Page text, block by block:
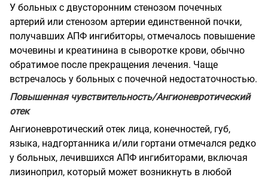
У больных с двусторонним стенозом почечных
артерий или стенозом артерии единственной почки,
получавших АПФ ингибиторы, отмечалось повышение
мочевины и креатинина в сыворотке крови, обычно
обратимое после прекращения лечения. Чаще
встречалось у больных с почечной недостаточностью.
Повышенная чувствительность/Ангионевротический
отек
Ангионевротический отек лица, конечностей, губ,
языка, надгортанника и/или гортани отмечался редко
у больных, лечившихся АПФ ингибиторами, включая
лизиноприл, который может возникнуть в любой